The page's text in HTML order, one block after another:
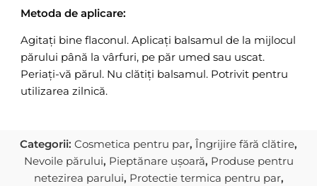
Metoda de aplicare:
Agitați bine flaconul. Aplicați balsamul de la mijlocul
părului până la vârfuri, pe păr umed sau uscat.
Periați-vă părul. Nu clătiți balsamul. Potrivit pentru
utilizarea zilnică.
Categorii: Cosmetica pentru par, Îngrijire fără clătire,
Nevoile părului, Pieptănare ușoară, Produse pentru
netezirea parului, Protectie termica pentru par,